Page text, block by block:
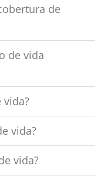
de
de vida
vida?
vida?